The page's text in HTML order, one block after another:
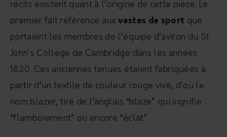
récits existent quant à l’origine de cette pièce. Le
premier fait référence auxvestes de sport que
portaient les membres de l’équipe d’aviron du St
John’s College de Cambridge dans les années
1820. Ces anciennes tenues étaient fabriquées à
partir d’un textile de couleur rouge vive, d’où le
nom blazer, tiré de l’anglais “blaze” qui signifie
“flamboiement” ou encore “éclat”.